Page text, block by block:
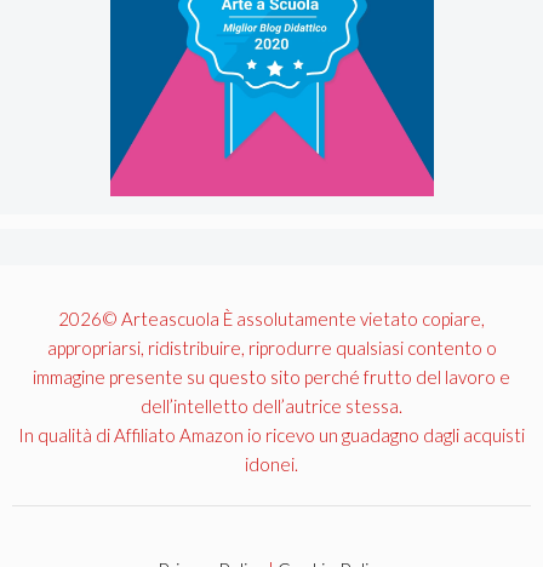
2026© Arteascuola È assolutamente vietato copiare,
appropriarsi, ridistribuire, riprodurre qualsiasi contento o
immagine presente su questo sito perché frutto del lavoro e
dell’intelletto dell’autrice stessa.
In qualità di Affiliato Amazon io ricevo un guadagno dagli acquisti
idonei.